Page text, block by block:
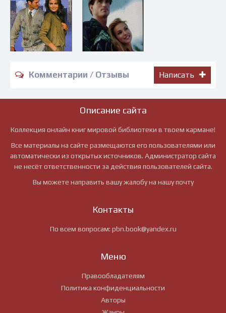
Комментарии / Отзывы Написать
Описание сайта
Коллекция онлайн книг мировой библиотеки в твоем кармане!
Все материалы на сайте размещаются его пользователями или
автоматически из открытых источников. Администратор сайта
не несёт ответственности за действия пользователей сайта.
Вы можете направить вашу жалобу на нашу почту
Контакты
По всем вопросам: pbn.book@yandex.ru
Меню
Правообладателям
Политика конфиденциальности
Авторы